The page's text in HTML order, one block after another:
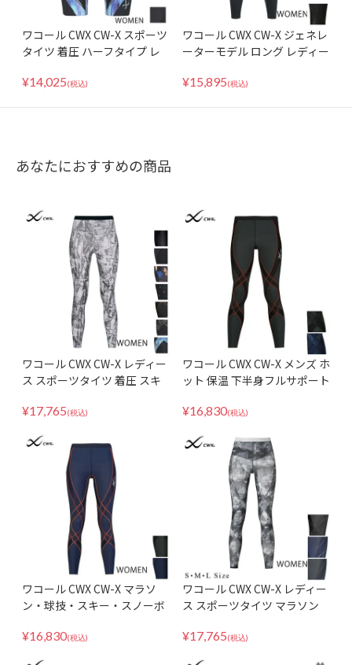
ワコール CWX CW-X スポーツ
タイツ 着圧 ハーフタイプ レ
ターモデル 2.0 HZY695 下半
¥14,025(税込)
ワコール CWX CW-X ジェネレ
ーターモデル ロング レディー
¥15,895(税込)
あなたにおすすめの商品
ワコール CWX CW-X レディー
ス スポーツタイツ 着圧 スキ
ェネレーターモデル2.0 HZY3
¥17,765(税込)
ワコール CWX CW-X メンズ ホ
ット 保温 下半身フルサポート
ノーボードに スポーツタイツ
¥16,830(税込)
ワコール CWX CW-X マラソ
ン・球技・スキー・スノーボ
モデル ホット 冬 保温 あった
¥16,830(税込)
ワコール CWX CW-X レディー
ス スポーツタイツ マラソン
ールタイプ HZY279
¥17,765(税込)